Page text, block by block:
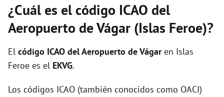
¿Cuál es el código ICAO del
Aeropuerto de Vágar (Islas Feroe)?
El código ICAO delAeropuerto de Vágaren Islas
Feroe es el EKVG.
Los códigos ICAO (también conocidos como OACI)